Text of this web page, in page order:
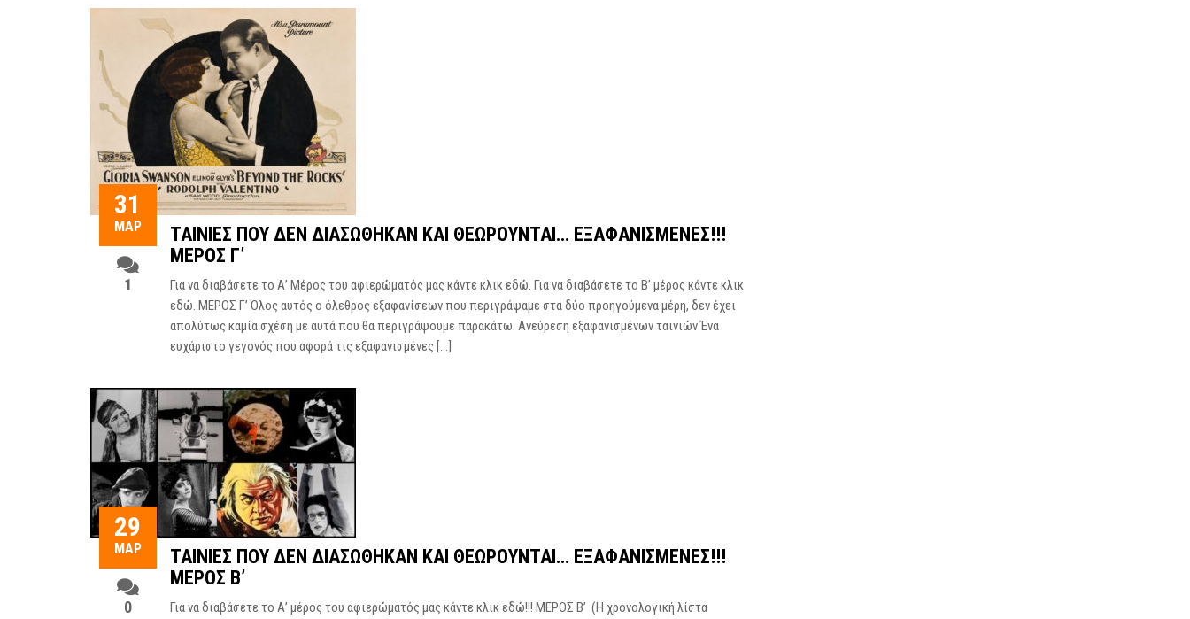
31
ΜΑΡ
1
ΤΑΙΝΊΕΣ ΠΟΥ ΔΕΝ ΔΙΑΣΏΘΗΚΑΝ ΚΑΙ ΘΕΩΡΟΎΝΤΑΙ… ΕΞΑΦΑΝΙΣΜΈΝΕΣ!!!
ΜΈΡΟΣ Γ’
Για να διαβάσετε το Α’ Μέρος του αφιερώματός μας κάντε κλικ εδώ. Για να διαβάσετε το Β’ μέρος κάντε κλικ
εδώ. ΜΕΡΟΣ Γ’ Όλος αυτός ο όλεθρος εξαφανίσεων που περιγράψαμε στα δύο προηγούμενα μέρη, δεν έχει
απολύτως καμία σχέση με αυτά που θα περιγράψουμε παρακάτω. Ανεύρεση εξαφανισμένων ταινιών Ένα
ευχάριστο γεγονός που αφορά τις εξαφανισμένες […]
29
ΜΑΡ
0
ΤΑΙΝΊΕΣ ΠΟΥ ΔΕΝ ΔΙΑΣΏΘΗΚΑΝ ΚΑΙ ΘΕΩΡΟΎΝΤΑΙ… ΕΞΑΦΑΝΙΣΜΈΝΕΣ!!!
ΜΈΡΟΣ Β’
Για να διαβάσετε το Α’ μέρος του αφιερώματός μας κάντε κλικ εδώ!!! ΜΕΡΟΣ Β’ (Η χρονολογική λίστα